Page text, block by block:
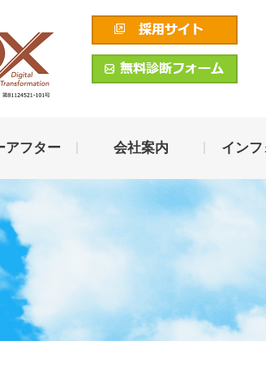
アフター 会社案内 イン